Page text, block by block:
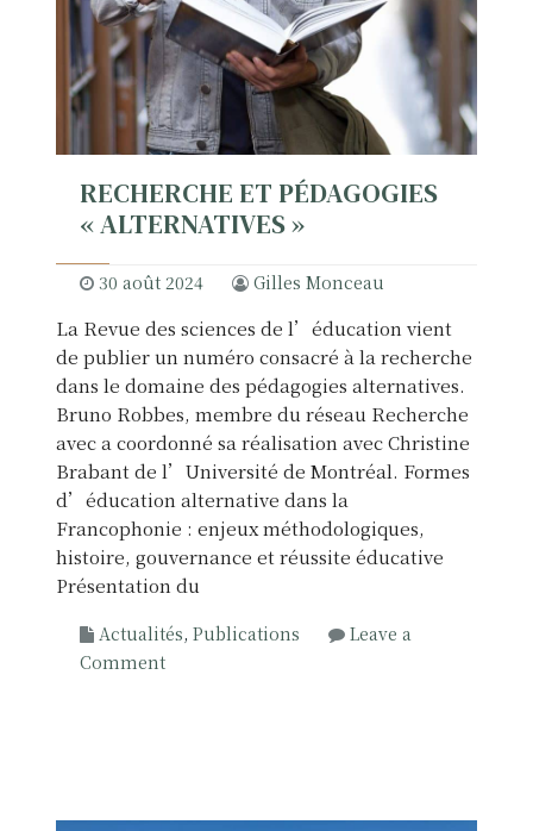
RECHERCHE ET PÉDAGOGIES
« ALTERNATIVES »
30 août 2024 Gilles Monceau
La Revue des sciences de l’éducation vient
de publier un numéro consacré à la recherche
dans le domaine des pédagogies alternatives.
Bruno Robbes, membre du réseau Recherche
avec a coordonné sa réalisation avec Christine
Brabant de l’Université de Montréal. Formes
d’éducation alternative dans la
Francophonie : enjeux méthodologiques,
histoire, gouvernance et réussite éducative
Présentation du
Actualités, Publications
Leave a
Commento